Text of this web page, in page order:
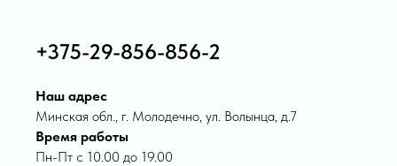
+375-29-856-856-2
Наш адрес
Минская обл., г. Молодечно, ул. Волынца, д.7
Время работы
Пн-Пт с 10.00 до 19.00